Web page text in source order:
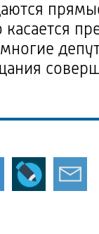
касается
многие